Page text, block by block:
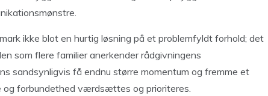
ikke blot en hurtig løsning på et problemfyldt forhold; det
som flere familier anerkender rådgivningens
sandsynligvis få endnu større momentum og fremme et
forbundethed værdsættes og prioriteres.